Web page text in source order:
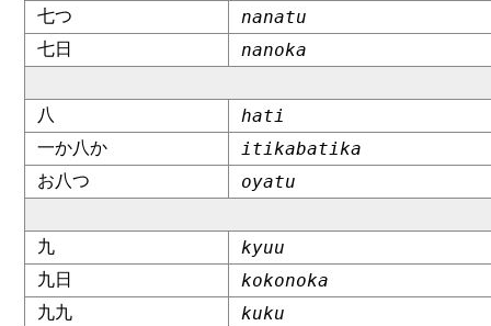
七つ nanatu
七日 nanoka
八 hati
一か八か itikabatika
お八つ oyatu
九 kyuu
九日 kokonoka
九九 kuku